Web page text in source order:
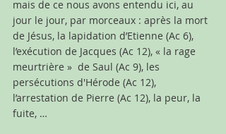
mais de ce nous avons entendu ici, au
jour le jour, par morceaux : après la mort
de Jésus, la lapidation d’Etienne (Ac 6),
l’exécution de Jacques (Ac 12), « la rage
meurtrière »  de Saul (Ac 9), les
persécutions d'Hérode (Ac 12),
l’arrestation de Pierre (Ac 12), la peur, la
fuite, …